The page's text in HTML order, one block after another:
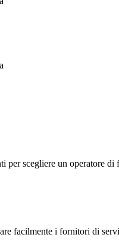
per scegliere un operatore di
facilmente i fornitori di